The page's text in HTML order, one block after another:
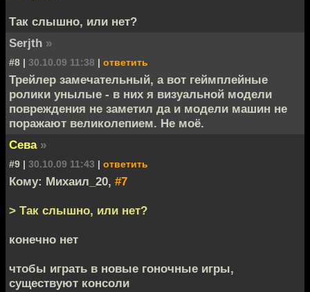
Так слышно, или нет?
Serjth »
#8 | 30.10.09 11:38 | ответить
Трейлер замечательный, а вот геймплейные
ролики унылые - в них я визуальной модели
повреждения не заметил да и модели машин не
поражают великолепием. Не моё.
Сева »
#9 | 30.10.09 11:43 | ответить
Кому: Михаил_20, #7
> Так слышно, или нет?
конечно нет
чтобы играть в новые гоночные игры,
существуют консоли